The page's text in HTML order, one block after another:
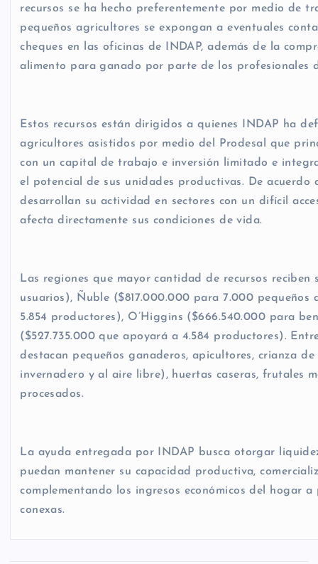
recursos se ha hecho preferentemente por medio de
pequeños agricultores se expongan a eventuales
cheques en las oficinas de INDAP, además de la
alimento para ganado por parte de los profesionales
Estos recursos están dirigidos a quienes INDAP ha
agricultores asistidos por medio del Prodesal que
con un capital de trabajo e inversión limitado e
el potencial de sus unidades productivas. De acuerdo
desarrollan su actividad en sectores con un difícil
afecta directamente sus condiciones de vida.
Las regiones que mayor cantidad de recursos reciben
usuarios), Ñuble ($817.000.000 para 7.000 pequeños
5.854 productores), O’Higgins ($666.540.000 para
($527.735.000 que apoyará a 4.584 productores).
destacan pequeños ganaderos, apicultores, crianza
invernadero y al aire libre), huertas caseras, frutales
procesados.
La ayuda entregada por INDAP busca otorgar
puedan mantener su capacidad productiva,
complementando los ingresos económicos del hogar
conexas.